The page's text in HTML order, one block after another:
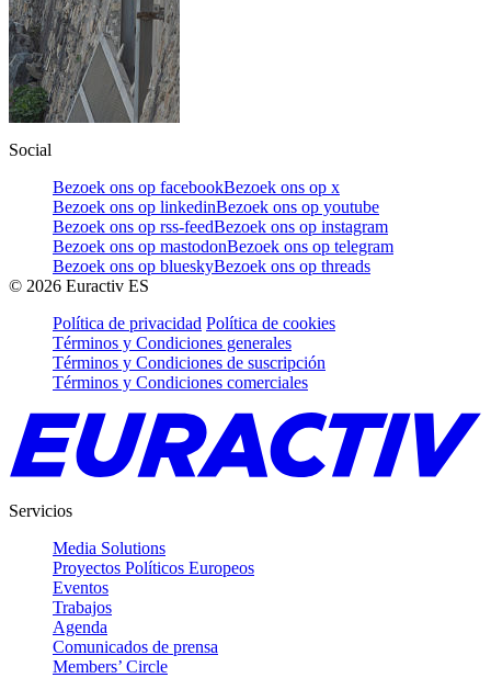
Social
Bezoek ons op facebookBezoek ons op x
Bezoek ons op linkedinBezoek ons op youtube
Bezoek ons op rss-feedBezoek ons op instagram
Bezoek ons op mastodonBezoek ons op telegram
Bezoek ons op blueskyBezoek ons op threads
© 2026 Euractiv ES
Política de privacidad Política de cookies
Términos y Condiciones generales
Términos y Condiciones de suscripción
Términos y Condiciones comerciales
Servicios
Media Solutions
Proyectos Políticos Europeos
Eventos
Trabajos
Agenda
Comunicados de prensa
Members’ Circle